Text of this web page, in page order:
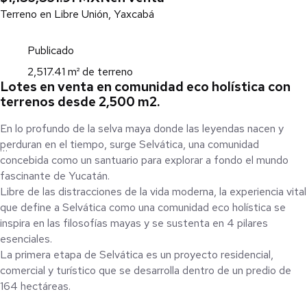
Terreno en Libre Unión, Yaxcabá
Publicado
2,517.41 m² de terreno
Lotes en venta en comunidad eco holística con
terrenos desde 2,500 m2.
En lo profundo de la selva maya donde las leyendas nacen y
perduran en el tiempo, surge Selvática, una comunidad
concebida como un santuario para explorar a fondo el mundo
fascinante de Yucatán.
Libre de las distracciones de la vida moderna, la experiencia vital
que define a Selvática como una comunidad eco holística se
inspira en las filosofías mayas y se sustenta en 4 pilares
esenciales.
La primera etapa de Selvática es un proyecto residencial,
comercial y turístico que se desarrolla dentro de un predio de
164 hectáreas.